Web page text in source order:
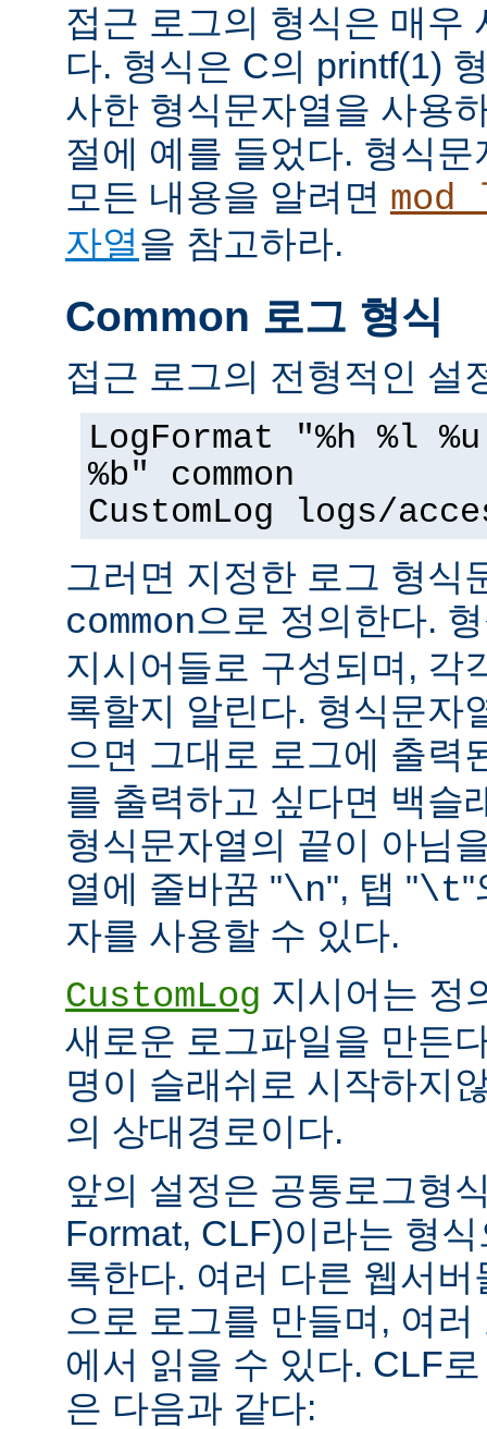
접근 로그의 형식은 매우
다. 형식은 C의 printf(1)
사한 형식문자열을 사용
절에 예를 들었다. 형식
모든 내용을 알려면
자열을 참고하라.
Common 로그 형식
접근 로그의 전형적인 설
LogFormat "%h %l
%b" common
CustomLog logs/
그러면 지정한 로그 형식
common으로 정의한다.
지시어들로 구성되며, 각
록할지 알린다. 형식문자
으면 그대로 로그에 출력
를 출력하고 싶다면 백슬
형식문자열의 끝이 아님
열에 줄바꿈 "\n", 탭 "\t"
자를 사용할 수 있다.
CustomLog 지시어는 정
새로운 로그파일을 만든
명이 슬래쉬로 시작하지
의 상대경로이다.
앞의 설정은 공통로그형
Format, CLF)이라는 형
록한다. 여러 다른 웹서
으로 로그를 만들며, 여
에서 읽을 수 있다. CLF
은 다음과 같다: